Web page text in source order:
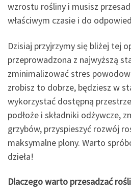
wzrostu rośliny i musisz
właściwym czasie i do
Dzisiaj przyjrzymy się bliżej tej
przeprowadzona z najwyższą
zminimalizować stres
zrobisz to dobrze, będziesz w
wykorzystać dostępną
podłoże i składniki odżywcze,
grzybów, przyspieszyć rozwój
maksymalne plony. Warto
dzieła!
Dlaczego warto przesadzać